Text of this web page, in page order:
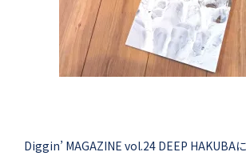
Diggin’ MAGAZINE vol.24 DEEP HAKUBA